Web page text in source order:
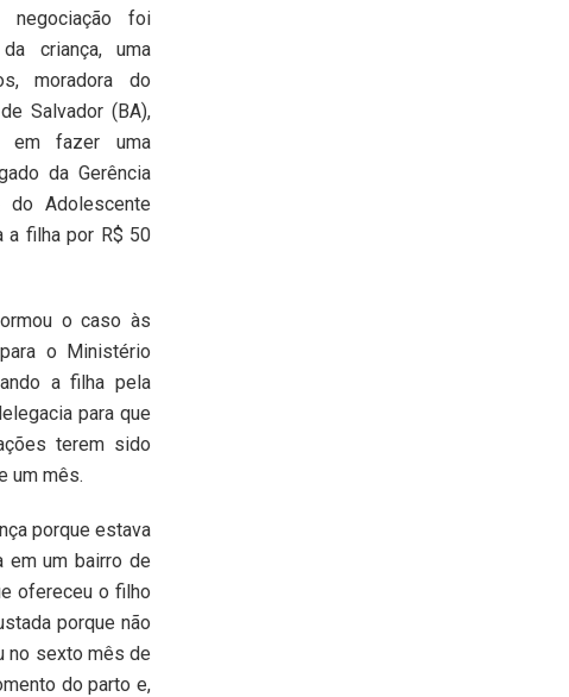
foi
criança, uma
moradora do
Salvador (BA),
em fazer uma
da Gerência
Adolescente
a filha por R$ 50
o caso às
o Ministério
a filha pela
para que
terem sido
um mês.
porque estava
em um bairro de
ofereceu o filho
porque não
no sexto mês de
do parto e,